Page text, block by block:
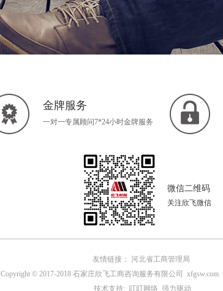
金牌服务
一对一专属顾问7*24小时金牌服务
微信二维码
关注欣飞微信
友情链接： 河北省工商管理局
Copyright © 2017-2018 石家庄欣飞工商咨询服务有限公司 xfgsw.com
技术支持: 叮叮网络 强力驱动